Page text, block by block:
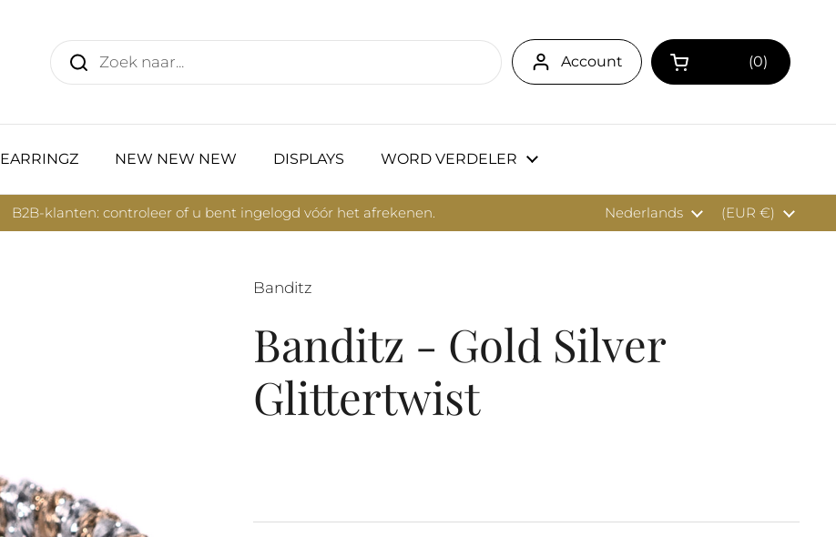
Account Winkelwagentje
0
EARRINGZ NEW NEW NEW DISPLAYS WORD VERDELER
B2B-klanten: controleer of u bent ingelogd vóór het afrekenen. Taal
Nederlands Land/region
(EUR €)
Banditz
Banditz - Gold Silver
Glittertwist